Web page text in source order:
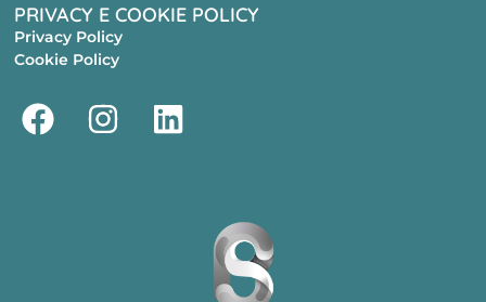
PRIVACY E COOKIE POLICY
Privacy Policy
Cookie Policy